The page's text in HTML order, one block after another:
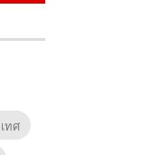
ทีนั้นไม่
(พากย์
ทศ